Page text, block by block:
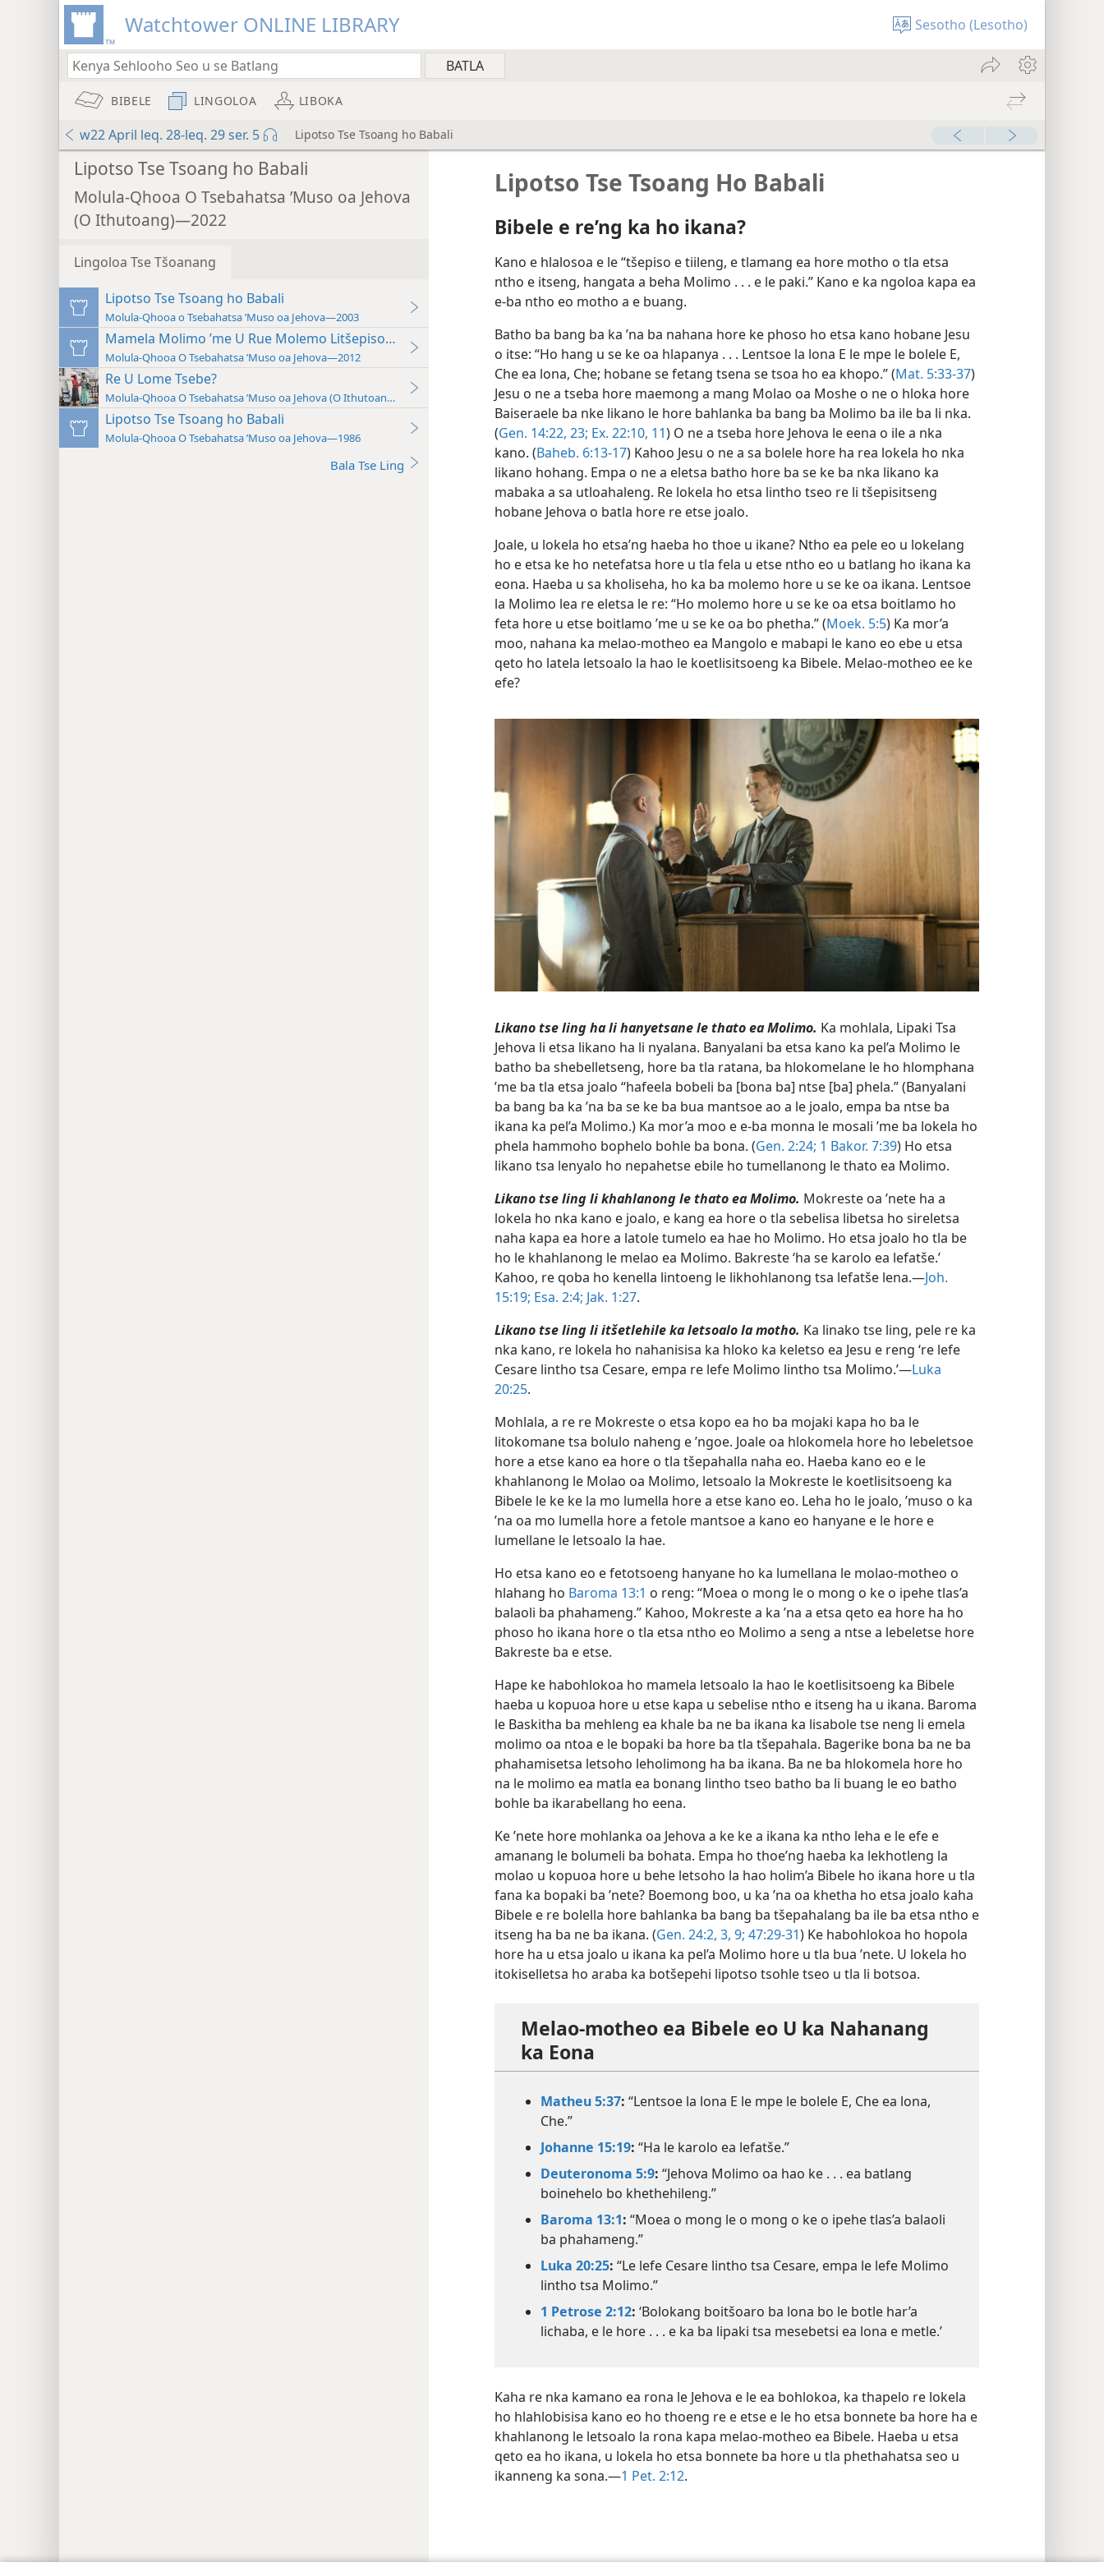
Watchtower ONLINE LIBRARY Sesotho (Lesotho)
BIBELE LINGOLOA LIBOKA
w22 April leq. 28-leq. 29 ser. 5 Lipotso Tse Tsoang ho Babali
Audio Player
Lipotso Tse Tsoang ho Babali
Molula-Qhooa O Tsebahatsa ’Muso oa Jehova
Lingoloa Tse Tšoanang
Lipotso Tse Tsoang ho Babali
Molula-Qhooa o Tsebahatsa ’Muso oa Jehova—2003
Mamela Molimo ’me U Rue Molemo Litšepisong Tsa Hae Hae Tse Hlapanyelitsoeng
Molula-Qhooa O Tsebahatsa ’Muso oa Jehova—2012
Re U Lome Tsebe?
Molula-Qhooa O Tsebahatsa ’Muso oa Jehova (O Ithutoang)—2017
Lipotso Tse Tsoang ho Babali
Molula-Qhooa O Tsebahatsa ’Muso oa Jehova—1986
Lipotso Tse Tsoang Ho Babali
Bibele e re’ng ka ho ikana?
Kano e hlalosoa e le “tšepiso e tiileng, e tlamang ea hore motho o tla etsa
ntho e itseng, hangata a beha Molimo . . . e le paki.” Kano e ka ngoloa kapa ea
e-ba ntho eo motho a e buang.
Batho ba bang ba ka ’na ba nahana hore ke phoso ho etsa kano hobane Jesu
o itse: “Ho hang u se ke oa hlapanya . . . Lentsoe la lona E le mpe le bolele E,
Che ea lona, Che; hobane se fetang tsena se tsoa ho ea khopo.” (Mat. 5:33-37
Jesu o ne a tseba hore maemong a mang Molao oa Moshe o ne o hloka hore
Baiseraele ba nke likano le hore bahlanka ba bang ba Molimo ba ile ba li nka.
(Gen. 14:22, 23;Ex. 22:10, 11) O ne a tseba hore Jehova le eena o ile a nka
kano. ( Baheb. 6:13-17 ) Kahoo Jesu o ne a sa bolele hore ha rea lokela ho nka
likano hohang. Empa o ne a eletsa batho hore ba se ke ba nka likano ka
mabaka a sa utloahaleng. Re lokela ho etsa lintho tseo re li tšepisitseng
hobane Jehova o batla hore re etse joalo.
Joale, u lokela ho etsa’ng haeba ho thoe u ikane? Ntho ea pele eo u lokelang
ho e etsa ke ho netefatsa hore u tla fela u etse ntho eo u batlang ho ikana ka
eona. Haeba u sa kholiseha, ho ka ba molemo hore u se ke oa ikana. Lentsoe
la Molimo lea re eletsa le re: “Ho molemo hore u se ke oa etsa boitlamo ho
feta hore u etse boitlamo ’me u se ke oa bo phetha.” (Moek. 5:5) Ka mor’a
moo, nahana ka melao-motheo ea Mangolo e mabapi le kano eo ebe u etsa
qeto ho latela letsoalo la hao le koetlisitsoeng ka Bibele. Melao-motheo ee ke
Likano tse ling ha li hanyetsane le thato ea Molimo.Ka mohlala, Lipaki Tsa
Jehova li etsa likano ha li nyalana. Banyalani ba etsa kano ka pel’a Molimo le
batho ba shebelletseng, hore ba tla ratana, ba hlokomelane le ho hlomphana
’me ba tla etsa joalo “hafeela bobeli ba [bona ba] ntse [ba] phela.” (Banyalani
ba bang ba ka ’na ba se ke ba bua mantsoe ao a le joalo, empa ba ntse ba
ikana ka pel’a Molimo.) Ka mor’a moo e e-ba monna le mosali ’me ba lokela ho
phela hammoho bophelo bohle ba bona. (Gen. 2:24;1 Bakor. 7:39 ) Ho etsa
likano tsa lenyalo ho nepahetse ebile ho tumellanong le thato ea Molimo.
Likano tse ling li khahlanong le thato ea Molimo.Mokreste oa ’nete ha a
lokela ho nka kano e joalo, e kang ea hore o tla sebelisa libetsa ho sireletsa
naha kapa ea hore a latole tumelo ea hae ho Molimo. Ho etsa joalo ho tla be
ho le khahlanong le melao ea Molimo. Bakreste ‘ha se karolo ea lefatše.’
Kahoo, re qoba ho kenella lintoeng le likhohlanong tsa lefatše lena.—
15:19;
Esa. 2:4; Jak. 1:27
Likano tse ling li itšetlehile ka letsoalo la motho.Ka linako tse ling, pele re ka
nka kano, re lokela ho nahanisisa ka hloko ka keletso ea Jesu ereng ‘re lefe
Cesare lintho tsa Cesare, empa re lefe Molimo lintho tsa Molimo.’—
20:25
Mohlala, a re re Mokreste o etsa kopo ea ho ba mojaki kapa ho ba le
litokomane tsa bolulo naheng e ’ngoe. Joale oa hlokomela hore ho lebeletsoe
hore a etse kano ea hore o tla tšepahalla naha eo. Haeba kano eo e le
khahlanong le Molao oa Molimo, letsoalo la Mokreste le koetlisitsoeng ka
Bibele le ke ke la mo lumella hore a etse kano eo. Leha ho le joalo, ’muso o ka
’na oa mo lumella hore a fetole mantsoe a kano eo hanyane e le hore e
lumellane le letsoalo la hae.
Ho etsa kano eo e fetotsoeng hanyane ho ka lumellana le molao-motheo o
hlahang hoBaroma 13:1o reng: “Moea o mong le o mong o ke o ipehe tlas’a
balaoli ba phahameng.” Kahoo, Mokreste a ka ’na a etsa qeto ea hore ha ho
phoso ho ikana hore o tla etsa ntho eo Molimo a seng a ntse a lebeletse hore
Bakreste ba e etse.
Hape ke habohlokoa ho mamela letsoalo la hao le koetlisitsoeng ka Bibele
haeba u kopuoa hore u etse kapa u sebelise ntho e itseng ha u ikana. Baroma
le Baskitha ba mehleng ea khale ba ne ba ikana ka lisabole tse neng li emela
molimo oa ntoa e le bopaki ba hore ba tla tšepahala. Bagerike bona ba ne ba
phahamisetsa letsoho leholimong ha ba ikana. Ba ne ba hlokomela hore ho
na le molimo ea matla ea bonang lintho tseo batho ba li buang le eo batho
bohle ba ikarabellang ho eena.
Ke ’nete hore mohlanka oa Jehova a ke ke a ikana ka ntho leha e le efe e
amanang le bolumeli ba bohata. Empa ho thoe’ng haeba ka lekhotleng la
molao u kopuoa hore u behe letsoho la hao holim’a Bibele ho ikana hore u tla
fana ka bopaki ba ’nete? Boemong boo, u ka ’na oa khetha ho etsa joalo kaha
Bibele e re bolella hore bahlanka ba bang ba tšepahalang ba ile ba etsa ntho e
itseng ha ba ne ba ikana. (Gen. 24:2, 3,9;47:29-31 ) Ke habohlokoa ho hopola
hore ha u etsa joalo u ikana ka pel’a Molimo hore u tla bua ’nete. U lokela ho
Melao-motheo ea Bibele eo U ka Nahanang
ka Eona
Matheu 5:37
Che.”
Johanne 15:19: “Ha le karolo ea lefatše.”
Deuteronoma 5:9:“Jehova Molimo oa hao ke . . . ea batlang
boinehelo bo khethehileng.”
Baroma 13:1:“Moea o mong le o mong o ke o ipehe tlas’a balaoli
ba phahameng.”
Luka 20:25:“Le lefe Cesare lintho tsa Cesare, empa le lefe Molimo
lintho tsa Molimo.”
1 Petrose 2:12:‘Bolokang boitšoaro ba lona bo le botle har’a
Kaha re nka kamano ea rona le Jehova e le ea bohlokoa, ka thapelo re lokela
ho hlahlobisisa kano eo ho thoeng re e etse e le ho etsa bonnete ba hore ha e
khahlanong le letsoalo la rona kapa melao-motheo ea Bibele. Haeba u etsa
qeto ea ho ikana, u lokela ho etsa bonnete ba hore u tla phethahatsa seo u